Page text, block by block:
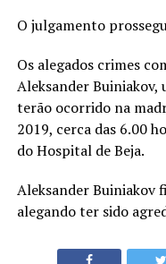
O julgamento
Os alegados crimes
Aleksander Buiniakov,
terão ocorrido na
2019, cerca das 6.00
do Hospital de Beja.
Aleksander Buiniakov
alegando ter sido